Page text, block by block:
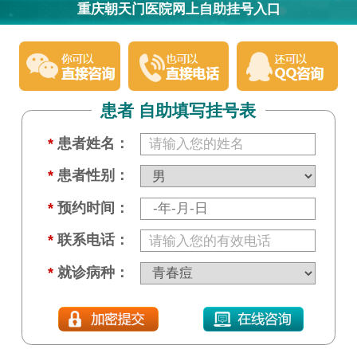
重庆朝天门医院网上自助挂号入口
患者 自助填写挂号表
* 患者姓名：
* 患者性别：
* 预约时间：
* 联系电话：
* 就诊病种：